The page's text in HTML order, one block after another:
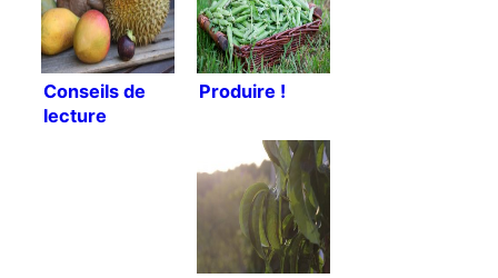
Conseils de
lecture
Produire !